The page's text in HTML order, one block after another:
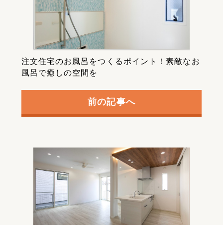
注文住宅のお風呂をつくるポイント！素敵なお
風呂で癒しの空間を
前の記事へ